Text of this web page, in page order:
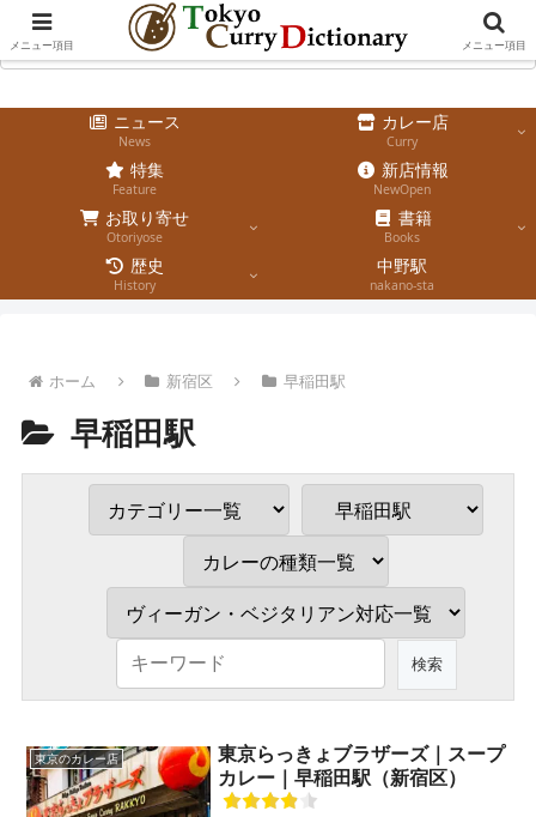
ニュース
News
カレー店
Curry
特集
Feature
新店情報
NewOpen
お取り寄せ
Otoriyose
書籍
Books
歴史
History
中野駅
nakano-sta
ホーム 新宿区 早稲田駅
早稲田駅
東京のカレー店
東京らっきょブラザーズ｜スープ
カレー｜早稲田駅（新宿区）
メニュー項目 メニュー項目